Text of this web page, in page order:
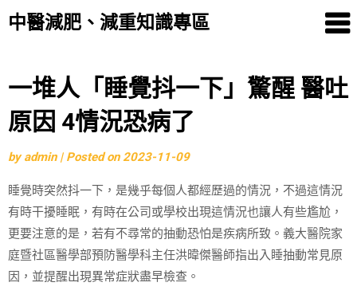
中醫減肥、減重知識專區
content
一堆人「睡覺抖一下」驚醒 醫吐
原因 4情況恐病了
byadmin | Posted on2023-11-09
睡覺時突然抖一下，是幾乎每個人都經歷過的情況，不過這情況
有時干擾睡眠，有時在公司或學校出現這情況也讓人有些尷尬，
更要注意的是，若有不尋常的抽動恐怕是疾病所致。義大醫院家
庭暨社區醫學部預防醫學科主任洪暐傑醫師指出入睡抽動常見原
因，並提醒出現異常症狀盡早檢查。